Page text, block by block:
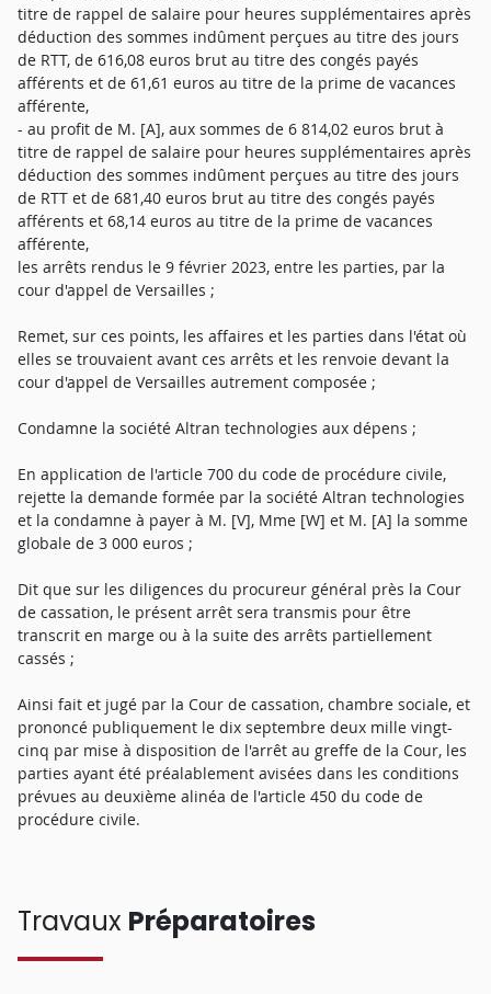
titre de rappel de salaire pour heures supplémentaires après
déduction des sommes indûment perçues au titre des jours
de RTT, de 616,08 euros brut au titre des congés payés
afférents et de 61,61 euros au titre de la prime de vacances
afférente,
- au profit de M. [A], aux sommes de 6 814,02 euros brut à
titre de rappel de salaire pour heures supplémentaires après
déduction des sommes indûment perçues au titre des jours
de RTT et de 681,40 euros brut au titre des congés payés
afférents et 68,14 euros au titre de la prime de vacances
afférente,
les arrêts rendus le 9 février 2023, entre les parties, par la
cour d'appel de Versailles ;
Remet, sur ces points, les affaires et les parties dans l'état où
elles se trouvaient avant ces arrêts et les renvoie devant la
cour d'appel de Versailles autrement composée ;
Condamne la société Altran technologies aux dépens ;
En application de l'article 700 du code de procédure civile,
rejette la demande formée par la société Altran technologies
et la condamne à payer à M. [V], Mme [W] et M. [A] la somme
globale de 3 000 euros ;
Dit que sur les diligences du procureur général près la Cour
de cassation, le présent arrêt sera transmis pour être
transcrit en marge ou à la suite des arrêts partiellement
cassés ;
Ainsi fait et jugé par la Cour de cassation, chambre sociale, et
prononcé publiquement le dix septembre deux mille vingt-
cinq par mise à disposition de l'arrêt au greffe de la Cour, les
parties ayant été préalablement avisées dans les conditions
prévues au deuxième alinéa de l'article 450 du code de
procédure civile.
Travaux Préparatoires